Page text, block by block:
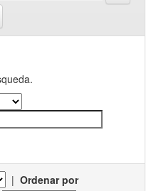
| Ordenar por